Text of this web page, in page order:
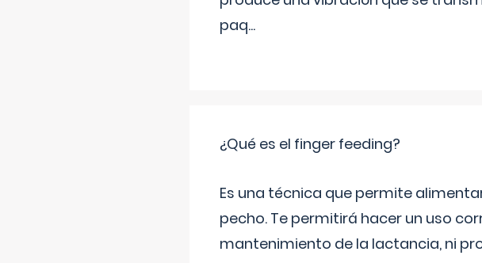
paq...
¿Qué es el finger feeding?
Es una técnica que permite
pecho. Te permitirá hacer un uso
mantenimiento de la lactancia, ni